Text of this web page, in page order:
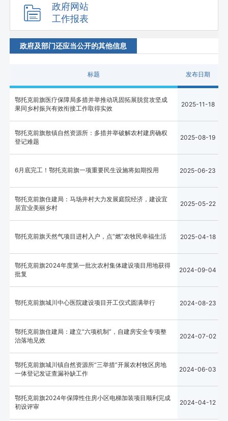
政府网站
工作报表
政府及部门还应当公开的其他信息
标题 发布日期
鄂托克前旗医疗保障局多措并举推动巩固拓展脱贫攻坚成
果同乡村振兴有效衔接工作取得实效
2025-11-18
鄂托克前旗敖镇自然资源所：多措并举破解农村建房确权
登记难题
2025-08-19
6月底完工！鄂托克前旗一项重要民生设施将如期投用 2025-06-23
鄂托克前旗住建局：马场井村大力发展庭院经济，建设宜
居宜业美丽乡村
2025-05-22
鄂托克前旗天然气项目进村入户，点“燃”农牧民幸福生活 2025-04-18
鄂托克前旗2024年度第一批次农村集体建设项目用地获得
批复
2024-09-04
鄂托克前旗城川中心医院建设项目开工仪式圆满举行 2024-08-23
鄂托克前旗住建局：建立“六项机制”，自建房安全专项整
治落地见效
2024-07-02
鄂托克前旗城川镇自然资源所“三举措”开展农村牧区房地
一体登记发证查漏补缺工作
2024-06-03
鄂托克前旗2024年保障性住房小区电梯加装项目顺利完成
初设评审
2024-04-12